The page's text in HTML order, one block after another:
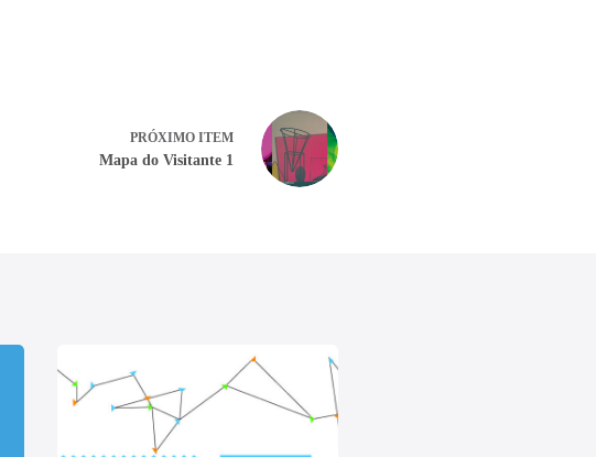
PRÓXIMO ITEM
Mapa do Visitante 1